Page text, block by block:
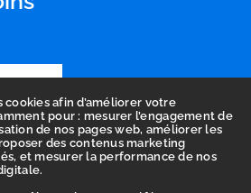
afin d’améliorer votre
pour : mesurer l’engagement de
de nos pages web, améliorer les
des contenus marketing
et mesurer la performance de nos